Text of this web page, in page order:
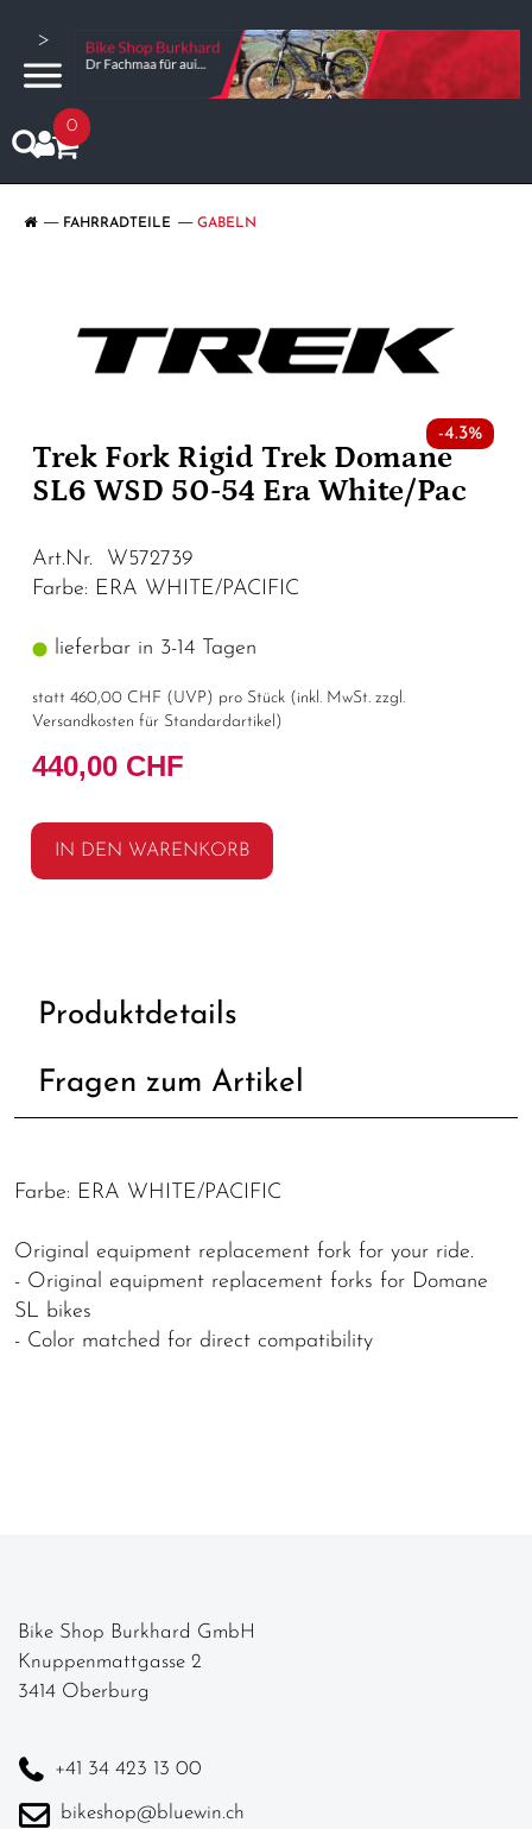
>
0
FAHRRADTEILE GABELN
-4.3%
Trek Fork Rigid Trek Domane
SL6 WSD 50-54 Era White/Pac
Art.Nr. W572739
Farbe: ERA WHITE/PACIFIC
lieferbar in 3-14 Tagen
statt 460,00 CHF ( UVP ) pro Stück (inkl. MwSt. zzgl.
Versandkosten für Standardartikel )
440,00 CHF
IN DEN WARENKORB
Produktdetails
Fragen zum Artikel
Farbe: ERA WHITE/PACIFIC
Original equipment replacement fork for your ride.
- Original equipment replacement forks for Domane
SL bikes
- Color matched for direct compatibility
Bike Shop Burkhard GmbH
Knuppenmattgasse 2
3414 Oberburg
+41 34 423 13 00
bikeshop@bluewin.ch